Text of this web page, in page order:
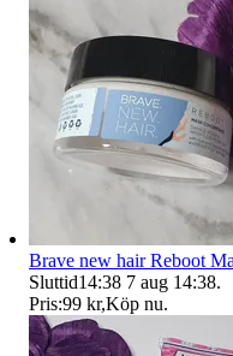
Brave new hair Reboot
Sluttid14:38 7 aug 14:38.
Pris:99 kr,Köp nu.